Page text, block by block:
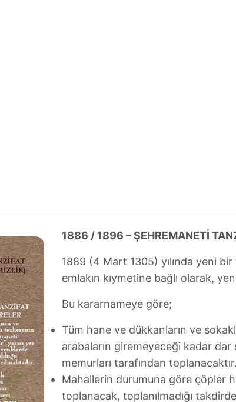
1886 / 1896 – ŞEHREMANETİ
1889 (4 Mart 1305) yılında yeni
emlakın kıymetine bağlı olarak,
Bu kararnameye göre;
Tüm hane ve dükkanların ve
arabaların giremeyeceği kadar
memurları tarafından
Mahallerin durumuna göre çöpler
toplanacak, toplanılmadığı